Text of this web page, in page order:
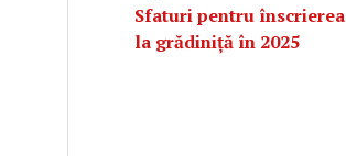
Sfaturi pentru înscrierea
la grădiniță în 2025